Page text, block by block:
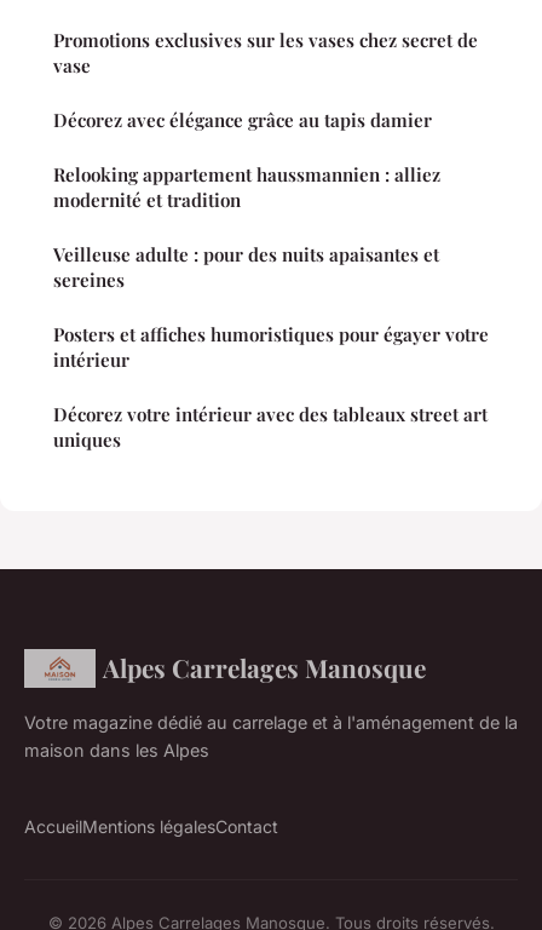
Promotions exclusives sur les vases chez secret de
vase
Décorez avec élégance grâce au tapis damier
Relooking appartement haussmannien : alliez
modernité et tradition
Veilleuse adulte : pour des nuits apaisantes et
sereines
Posters et affiches humoristiques pour égayer votre
intérieur
Décorez votre intérieur avec des tableaux street art
uniques
Alpes Carrelages Manosque
Votre magazine dédié au carrelage et à l'aménagement de la
maison dans les Alpes
AccueilMentions légalesContact
© 2026 Alpes Carrelages Manosque. Tous droits réservés.